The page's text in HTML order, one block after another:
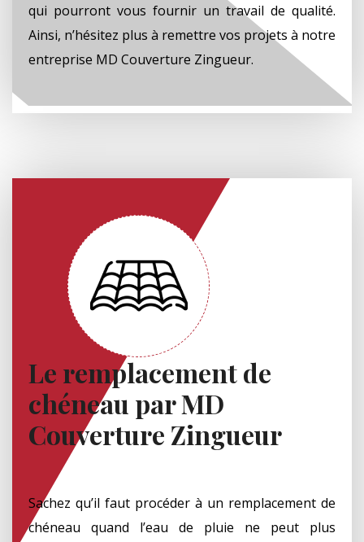
qui pourront vous fournir un travail de qualité.
Ainsi, n’hésitez plus à remettre vos projets à notre
entreprise MD Couverture Zingueur.
Le remplacement de
chéneau par MD
Couverture Zingueur
Sachez qu’il faut procéder à un remplacement de
chéneau quand l’eau de pluie ne peut plus